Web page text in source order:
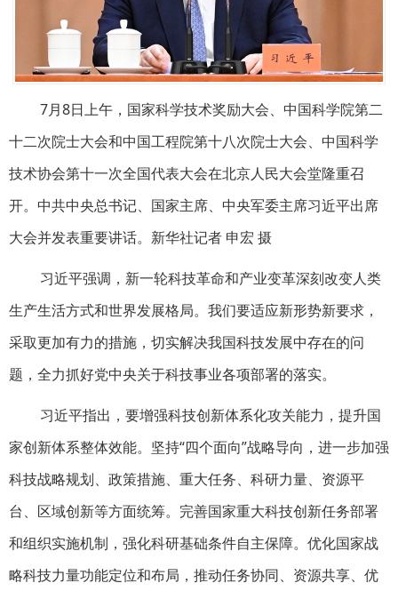
7月8日上午，国家科学技术奖励大会、中国科学院第二
十二次院士大会和中国工程院第十八次院士大会、中国科学
技术协会第十一次全国代表大会在北京人民大会堂隆重召
开。中共中央总书记、国家主席、中央军委主席习近平出席
大会并发表重要讲话。新华社记者 申宏 摄
习近平强调，新一轮科技革命和产业变革深刻改变人类
生产生活方式和世界发展格局。我们要适应新形势新要求，
采取更加有力的措施，切实解决我国科技发展中存在的问
题，全力抓好党中央关于科技事业各项部署的落实。
习近平指出，要增强科技创新体系化攻关能力，提升国
家创新体系整体效能。坚持“四个面向”战略导向，进一步加强
科技战略规划、政策措施、重大任务、科研力量、资源平
台、区域创新等方面统筹。完善国家重大科技创新任务部署
和组织实施机制，强化科研基础条件自主保障。优化国家战
略科技力量功能定位和布局，推动任务协同、资源共享、优